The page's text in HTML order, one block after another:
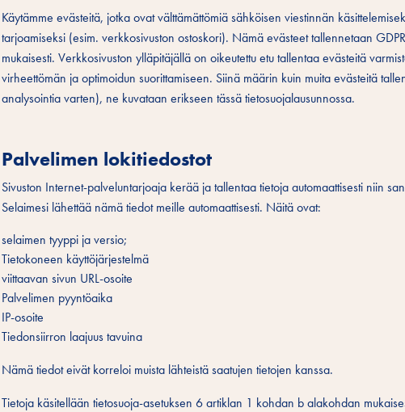
Käytämme evästeitä, jotka ovat välttämättömiä sähköisen viestinnän
tarjoamiseksi (esim. verkkosivuston ostoskori). Nämä evästeet tallennetaan
mukaisesti. Verkkosivuston ylläpitäjällä on oikeutettu etu tallentaa evästeitä
virheettömän ja optimoidun suorittamiseen. Siinä määrin kuin muita evästeitä
analysointia varten), ne kuvataan erikseen tässä tietosuojalausunnossa.
Palvelimen lokitiedostot
Sivuston Internet-palveluntarjoaja kerää ja tallentaa tietoja automaattisesti niin
Selaimesi lähettää nämä tiedot meille automaattisesti. Näitä ovat:
selaimen tyyppi ja versio;
Tietokoneen käyttöjärjestelmä
viittaavan sivun URL-osoite
Palvelimen pyyntöaika
IP-osoite
Tiedonsiirron laajuus tavuina
Nämä tiedot eivät korreloi muista lähteistä saatujen tietojen kanssa.
Tietoja käsitellään tietosuoja-asetuksen 6 artiklan 1 kohdan b alakohdan